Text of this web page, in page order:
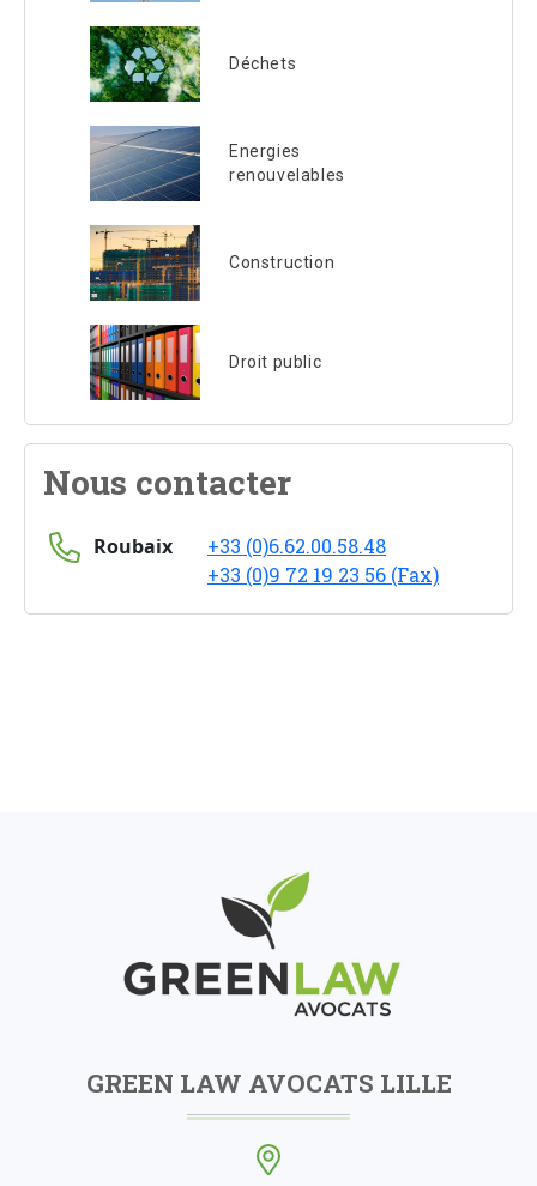
Déchets
Energies
renouvelables
Construction
Droit public
Nous contacter
Roubaix
+33 (0)6.62.00.58.48
+33 (0)9 72 19 23 56 (Fax)
GREEN LAW AVOCATS LILLE